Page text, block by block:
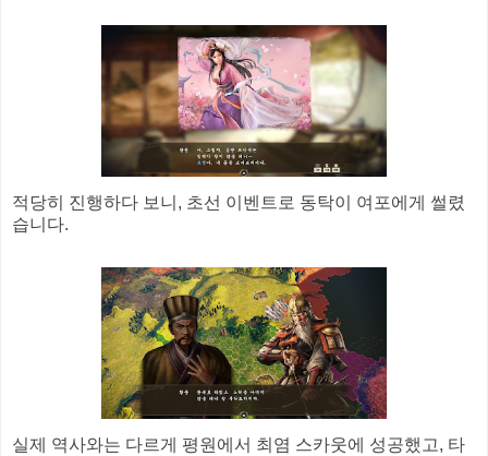
적당히 진행하다 보니, 초선 이벤트로 동탁이 여포에게 썰렸
습니다.
실제 역사와는 다르게 평원에서 최염 스카웃에 성공했고, 타